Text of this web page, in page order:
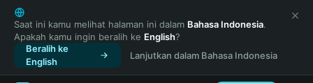
English
日本語
Tiếng Việt
Русский
Español (Latinoamérica)
Saat ini kamu melihat halaman ini dalam Bahasa Indonesia.
Apakah kamu ingin beralih ke English?
Beralih ke
English
Lanjutkan dalam Bahasa Indonesia